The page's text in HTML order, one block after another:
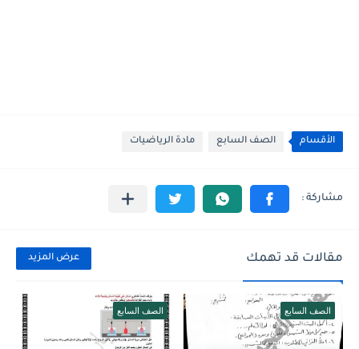
الأقسام الصف السابع مادة الرياضيات
مقالات قد تهمك عرض المزيد
الصف السابع الصف السابع